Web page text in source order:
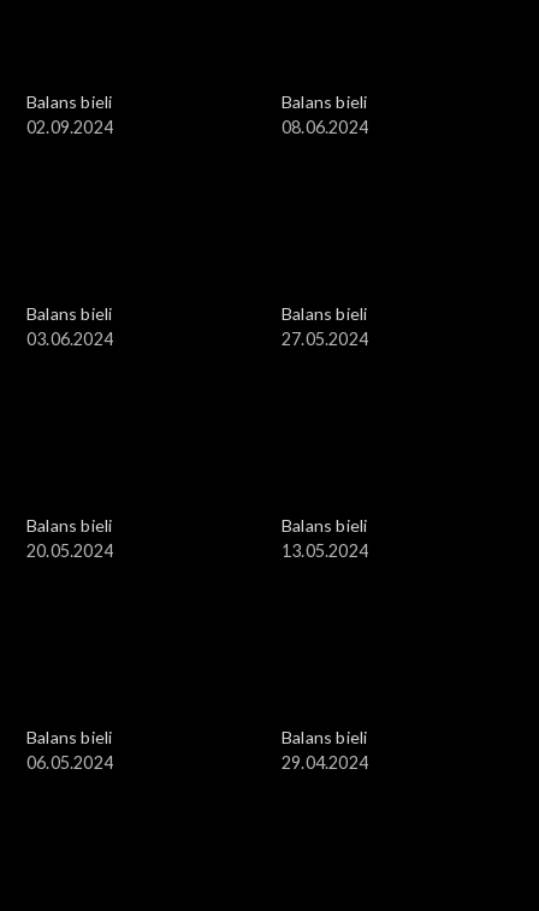
Balans bieli
02.09.2024
Balans bieli
08.06.2024
Balans bieli
03.06.2024
Balans bieli
27.05.2024
Balans bieli
20.05.2024
Balans bieli
13.05.2024
Balans bieli
06.05.2024
Balans bieli
29.04.2024